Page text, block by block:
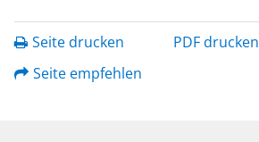
Seite drucken
PDF drucken
Seite empfehlen